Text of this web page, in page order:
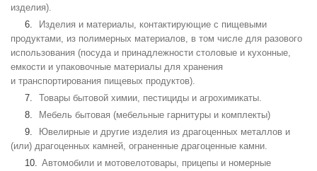
изделия).
Изделия и материалы, контактирующие с пищевыми
продуктами, из полимерных материалов, в том числе для разового
использования (посуда и принадлежности столовые и кухонные,
емкости и упаковочные материалы для хранения
и транспортирования пищевых продуктов).
Товары бытовой химии, пестициды и агрохимикаты.
Мебель бытовая (мебельные гарнитуры и комплекты)
Ювелирные и другие изделия из драгоценных металлов и
(или) драгоценных камней, ограненные драгоценные камни.
Автомобили и мотовелотовары, прицепы и номерные